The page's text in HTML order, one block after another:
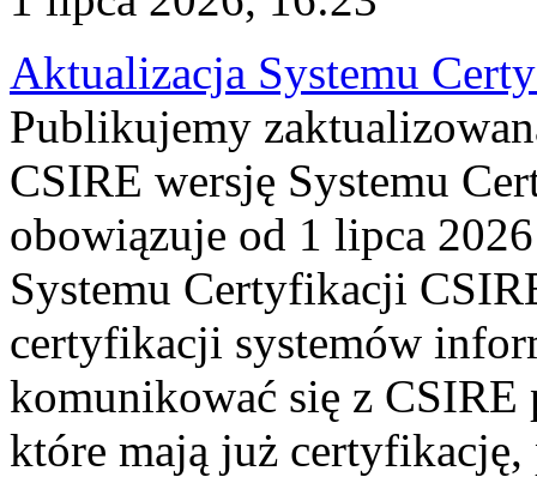
Aktualizacja Systemu
Publikujemy
CSIRE wersję Systemu
obowiązuje od 1 lipca
Systemu Certyfikacji
certyfikacji systemów
komunikować się z
które mają już